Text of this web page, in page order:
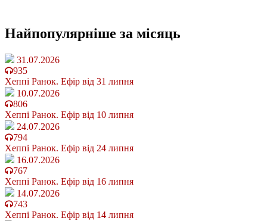
Найпопулярніше за місяць
31.07.2026
935
Хеппі Ранок. Ефір від 31 липня
10.07.2026
806
Хеппі Ранок. Ефір від 10 липня
24.07.2026
794
Хеппі Ранок. Ефір від 24 липня
16.07.2026
767
Хеппі Ранок. Ефір від 16 липня
14.07.2026
743
Хеппі Ранок. Ефір від 14 липня